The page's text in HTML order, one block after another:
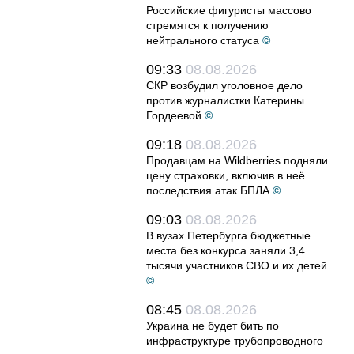
Российские фигуристы массово
стремятся к получению
нейтрального статуса ©
09:33 08.08.2026
СКР возбудил уголовное дело
против журналистки Катерины
Гордеевой ©
09:18 08.08.2026
Продавцам на Wildberries подняли
цену страховки, включив в неё
последствия атак БПЛА ©
09:03 08.08.2026
В вузах Петербурга бюджетные
места без конкурса заняли 3,4
тысячи участников СВО и их детей
©
08:45 08.08.2026
Украина не будет бить по
инфраструктуре трубопроводного